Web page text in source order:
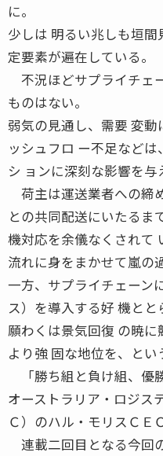
に。
少しは 明るい兆しも垣
定要素が遍在している。
不況ほどサプライチェ
ものはない。
弱気の見通し、需要 変
ッシュフロ ー不足など
シ ョンに深刻な影響を与
荷主は運送業者への締
との共同配送にいたるま
機対応を余儀なくされて
流れに身をまかせて嵐の
一方、サプライチェーン
ス）を導入する好 機とと
願わくは景気回復 の暁
より強 固な地位を、とい
「勝ち組と負け組、優
オーストラリア・ロジス
Ｃ）のハル・モリスＣＥ
連載二回目となる今回